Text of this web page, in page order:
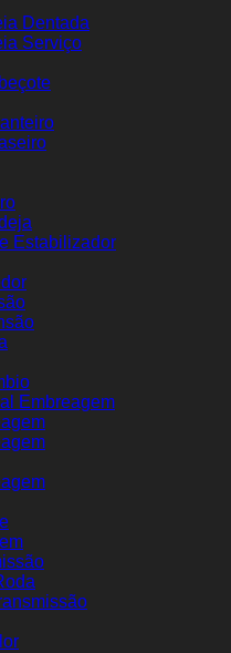
Dentada
Serviço
Estabilizador
Embreagem